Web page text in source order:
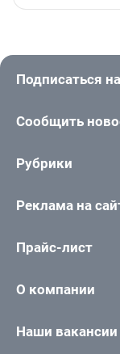
Подписаться
Сообщить
Рубрики
Реклама на
Прайс-лист
О компании
Наши вакансии